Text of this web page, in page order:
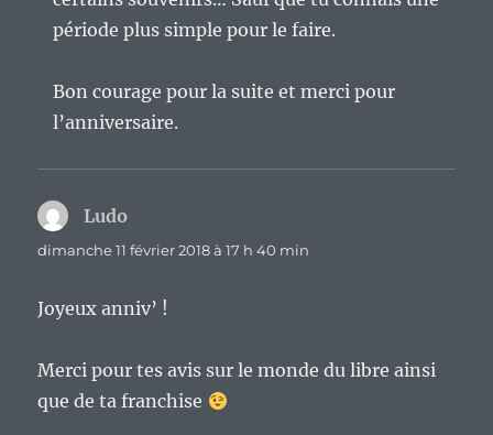
période plus simple pour le faire.
Bon courage pour la suite et merci pour
l’anniversaire.
Ludo
dimanche 11 février 2018 à 17 h 40 min
Joyeux anniv’ !
Merci pour tes avis sur le monde du libre ainsi
que de ta franchise